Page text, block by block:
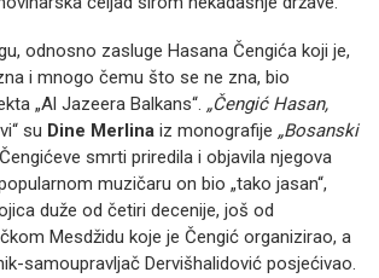
odnosno zasluge Hasana Čengića koji je,
i mnogo čemu što se ne zna, bio
„Al Jazeera Balkans“. „Čengić Hasan,
su Dine Merlina iz monografije „Bosanski
smrti priredila i objavila njegova
muzičaru on bio „tako jasan“,
duže od četiri decenije, još od
Mesdžidu koje je Čengić organizirao, a
samoupravljač Dervišhalidović posjećivao.